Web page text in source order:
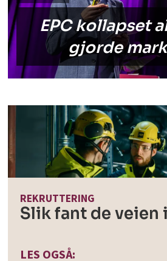
EPC kollapset
gjorde
REKRUTTERING
Slik fant de veien
LES OGSÅ: